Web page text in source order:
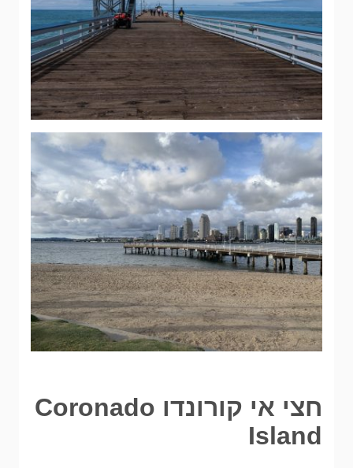
חצי אי קורונדו Coronado
Island